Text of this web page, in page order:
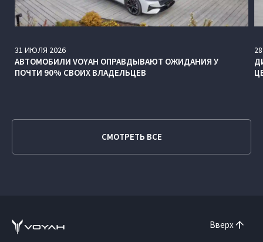
31 ИЮЛЯ 2026
АВТОМОБИЛИ VOYAH ОПРАВДЫВАЮТ ОЖИДАНИЯ У
ПОЧТИ 90% СВОИХ ВЛАДЕЛЬЦЕВ
28
СМОТРЕТЬ ВСЕ
Вверх